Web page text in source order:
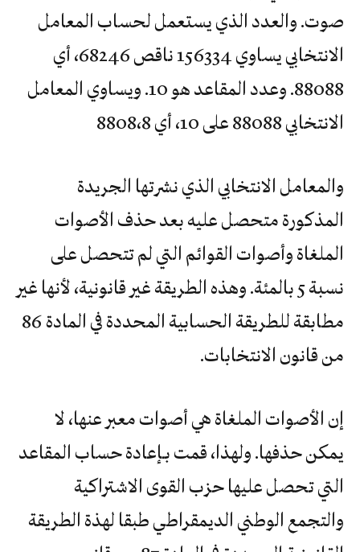
صوت. والعدد الذي يستعمل لحساب المعامل
الانتخابي يساوي 156334 ناقص 68246، أي
88088. وعدد المقاعد هو 10. ويساوي المعامل
الانتخابي 88088 على 10، أي 8808،8
والمعامل الانتخابي الذي نشرتها الجريدة
المذكورة متحصل عليه بعد حذف الأصوات
الملغاة وأصوات القوائم التي لم تتحصل على
نسبة 5 بالمئة. وهذه الطريقة غير قانونية، لأنها غير
مطابقة للطريقة الحسابية المحددة في المادة 86
من قانون الانتخابات.
إن الأصوات الملغاة هي أصوات معبر عنها، لا
يمكن حذفها. ولهذا، قمت بـإعادة حساب المقاعد
التي تحصل عليها حزب القوى الاشتراكية
والتجمع الوطني الديمقراطي طبقا لهذة الطريقة